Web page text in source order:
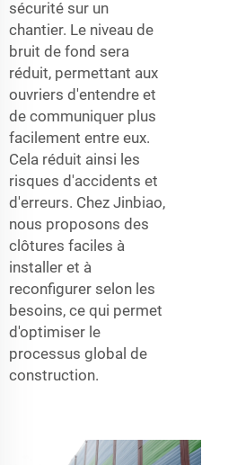
sécurité sur un
chantier. Le niveau de
bruit de fond sera
réduit, permettant aux
ouvriers d'entendre et
de communiquer plus
facilement entre eux.
Cela réduit ainsi les
risques d'accidents et
d'erreurs. Chez Jinbiao,
nous proposons des
clôtures faciles à
installer et à
reconfigurer selon les
besoins, ce qui permet
d'optimiser le
processus global de
construction.